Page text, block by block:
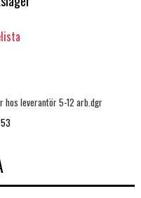
hos leverantör 5-12 arb.dgr